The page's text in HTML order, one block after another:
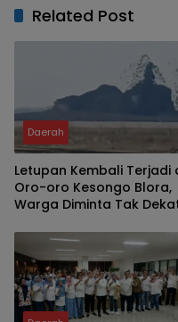
Related Post
Daerah
Letupan Kembali Terjadi
Oro-oro Kesongo Blora,
Warga Diminta Tak